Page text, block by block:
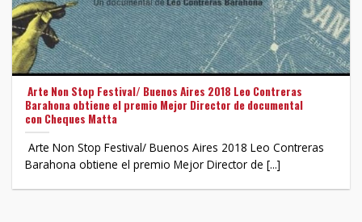
Arte Non Stop Festival/ Buenos Aires 2018 Leo Contreras
Barahona obtiene el premio Mejor Director de documental
con Cheques Matta
Arte Non Stop Festival/ Buenos Aires 2018 Leo Contreras
Barahona obtiene el premio Mejor Director de [...]